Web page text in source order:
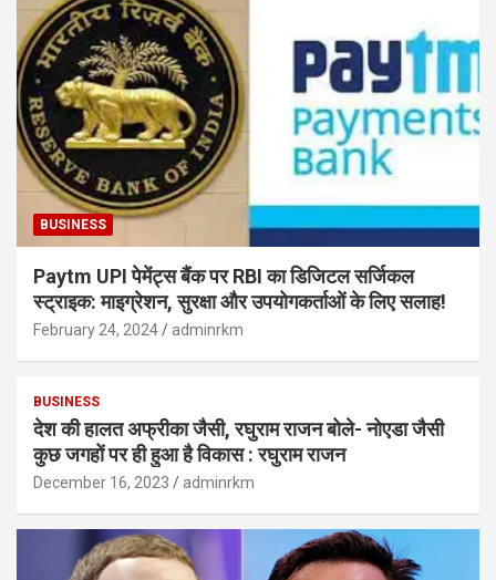
BUSINESS
Paytm UPI पेमेंट्स बैंक पर RBI का डिजिटल सर्जिकल
स्ट्राइक: माइग्रेशन, सुरक्षा और उपयोगकर्ताओं के लिए सलाह!
February 24, 2024 adminrkm
BUSINESS
देश की हालत अफ्रीका जैसी, रघुराम राजन बोले- नोएडा जैसी
कुछ जगहों पर ही हुआ है विकास : रघुराम राजन
December 16, 2023 adminrkm